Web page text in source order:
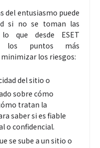
del entusiasmo puede
si no se toman las
que desde ESET
los puntos más
los riesgos:
del sitio o
sobre cómo
tratan la
saber si es fiable
o confidencial.
se sube a un sitio o